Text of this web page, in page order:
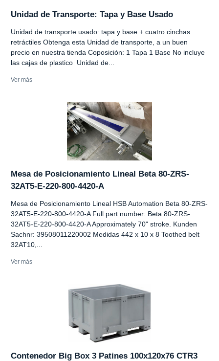
Unidad de Transporte: Tapa y Base Usado
Unidad de transporte usado: tapa y base + cuatro cinchas
retráctiles Obtenga esta Unidad de transporte, a un buen
precio en nuestra tienda Coposición: 1 Tapa 1 Base No incluye
las cajas de plastico Unidad de...
Ver más
Mesa de Posicionamiento Lineal Beta 80-ZRS-
32AT5-E-220-800-4420-A
Mesa de Posicionamiento Lineal HSB Automation Beta 80-ZRS-
32AT5-E-220-800-4420-A Full part number: Beta 80-ZRS-
32AT5-E-220-800-4420-A Approximately 70" stroke. Kunden
Sachnr: 39508011220002 Medidas 442 x 10 x 8 Toothed belt
32AT10,...
Ver más
Contenedor Big Box 3 Patines 100x120x76 CTR3